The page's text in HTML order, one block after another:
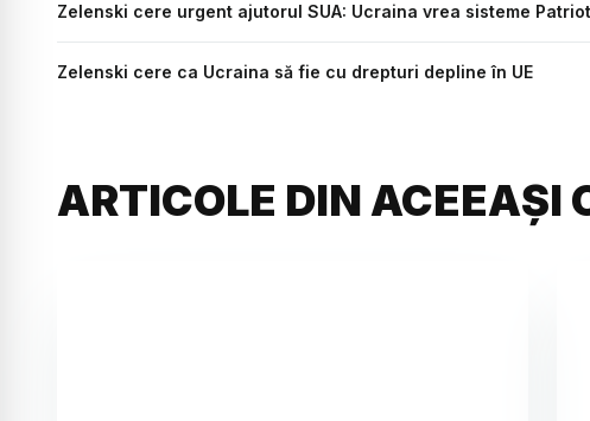
Zelenski cere urgent ajutorul SUA: Ucraina vrea sisteme
Zelenski cere ca Ucraina să fie cu drepturi depline în UE
ARTICOLE DIN ACEEAȘI